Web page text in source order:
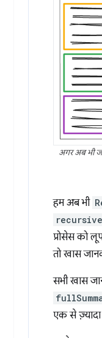
अगर अब भी
हम अब भी
प्रोसेस को
तो खास
सभी खास
एक से ज़्यादा